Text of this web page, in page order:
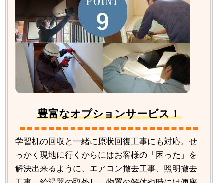
豊富なオプションサービス！
学習机の回収と一緒に原状回復工事にも対応。せ
っかく現地に行くからにはお客様の「困った」を
解決出来るように、エアコン撤去工事、照明撤去